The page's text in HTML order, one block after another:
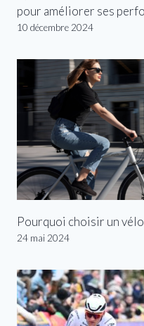
pour améliorer ses
10 décembre 2024
Pourquoi choisir un
24 mai 2024